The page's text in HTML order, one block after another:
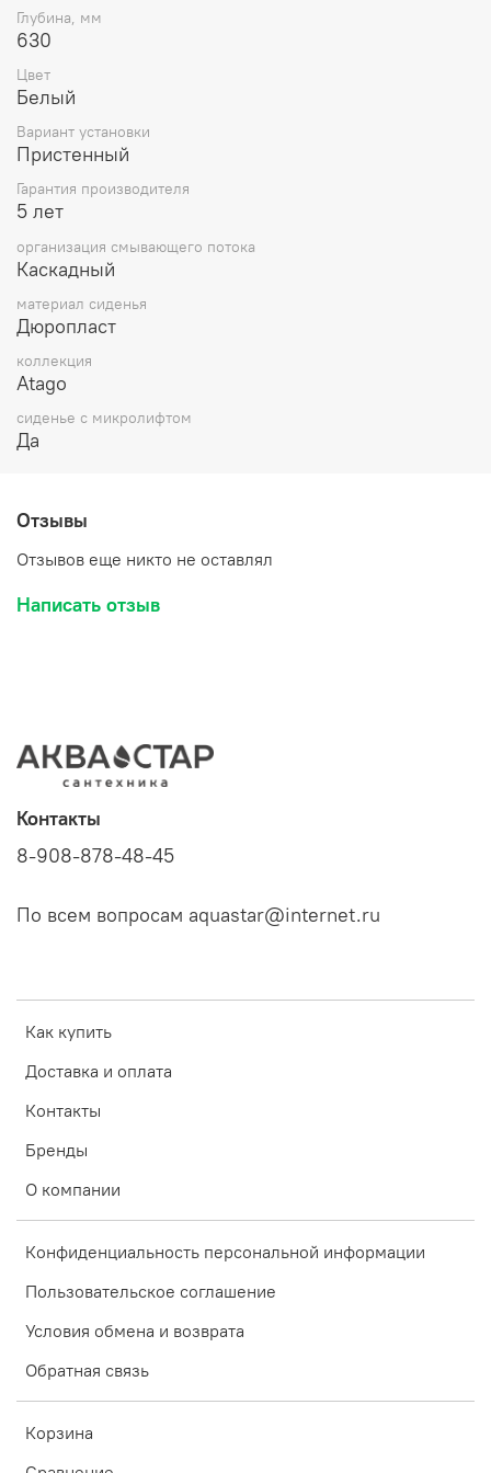
Глубина, мм
630
Цвет
Белый
Вариант установки
Пристенный
Гарантия производителя
5 лет
организация смывающего потока
Каскадный
материал сиденья
Дюропласт
коллекция
Atago
сиденье с микролифтом
Да
Отзывы
Отзывов еще никто не оставлял
Написать отзыв
Как купить
Доставка и оплата
Контакты
Бренды
О компании
Конфиденциальность персональной информации
Пользовательское соглашение
Условия обмена и возврата
Обратная связь
Корзина
Контакты
8-908-878-48-45
По всем вопросам aquastar@internet.ru